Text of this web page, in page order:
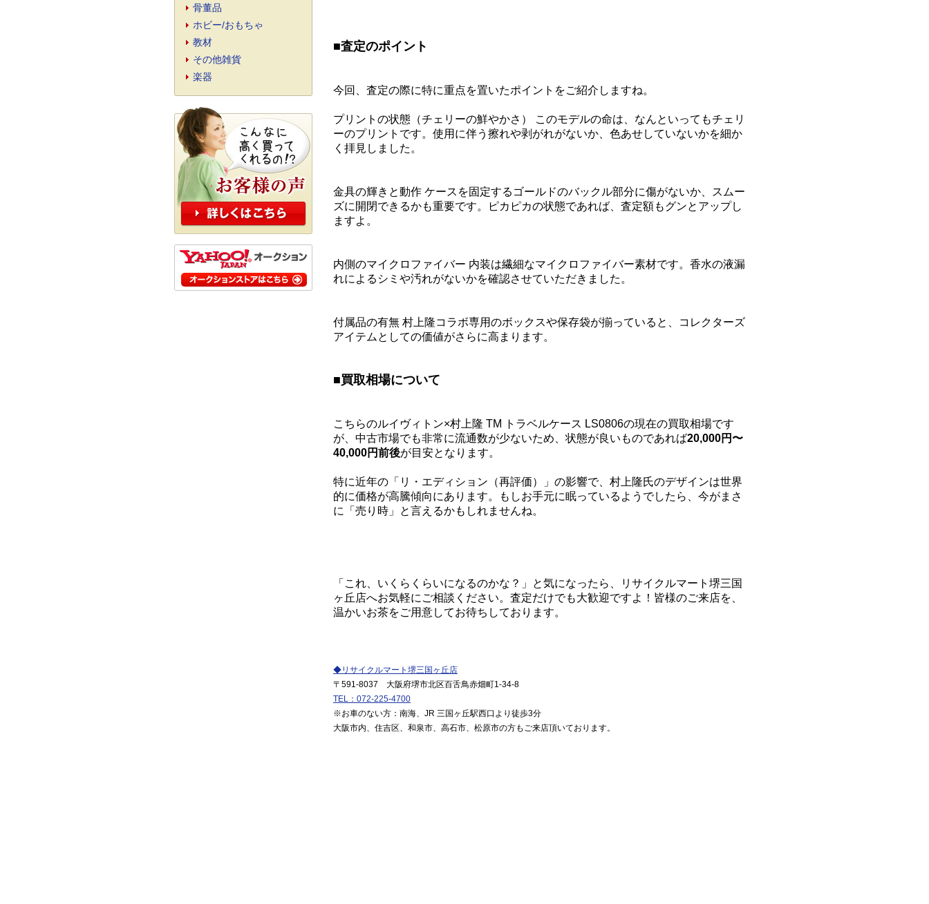
■査定のポイント
今回、査定の際に特に重点を置いたポイントをご紹介しますね。
プリントの状態（チェリーの鮮やかさ） このモデルの命は、なんといってもチェリ
ーのプリントです。使用に伴う擦れや剥がれがないか、色あせしていないかを細か
く拝見しました。
金具の輝きと動作 ケースを固定するゴールドのバックル部分に傷がないか、スムー
ズに開閉できるかも重要です。ピカピカの状態であれば、査定額もグンとアップし
ますよ。
内側のマイクロファイバー 内装は繊細なマイクロファイバー素材です。香水の液漏
れによるシミや汚れがないかを確認させていただきました。
付属品の有無 村上隆コラボ専用のボックスや保存袋が揃っていると、コレクターズ
アイテムとしての価値がさらに高まります。
■買取相場について
こちらのルイヴィトン×村上隆 TM トラベルケース LS0806の現在の買取相場です
が、中古市場でも非常に流通数が少ないため、状態が良いものであれば20,000円〜
40,000円前後が目安となります。
特に近年の「リ・エディション（再評価）」の影響で、村上隆氏のデザインは世界
的に価格が高騰傾向にあります。もしお手元に眠っているようでしたら、今がまさ
に「売り時」と言えるかもしれませんね。
「これ、いくらくらいになるのかな？」と気になったら、リサイクルマート堺三国
ヶ丘店へお気軽にご相談ください。査定だけでも大歓迎ですよ！皆様のご来店を、
温かいお茶をご用意してお待ちしております。
◆リサイクルマート堺三国ヶ丘店
〒591-8037 大阪府堺市北区百舌鳥赤畑町1-34-8
TEL：072-225-4700
※お車のない方：南海、JR 三国ヶ丘駅西口より徒歩3分
大阪市内、住吉区、和泉市、高石市、松原市の方もご来店頂いております。
骨董品
ホビー/おもちゃ
教材
その他雑貨
楽器